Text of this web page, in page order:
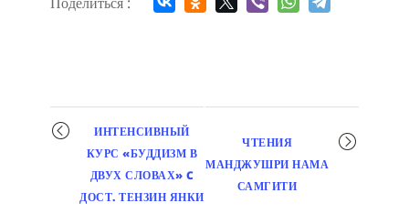
Мероприятие
навигация
ИНТЕНСИВНЫЙ
КУРС «БУДДИЗМ В
ДВУХ СЛОВАХ» C
ДОСТ. ТЕНЗИН ЯНКИ
ЧТЕНИЯ
МАНДЖУШРИ НАМА
САМГИТИ